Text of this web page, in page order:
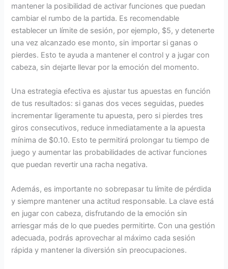
mantener la posibilidad de activar funciones que puedan
cambiar el rumbo de la partida. Es recomendable
establecer un límite de sesión, por ejemplo, $5, y detenerte
una vez alcanzado ese monto, sin importar si ganas o
pierdes. Esto te ayuda a mantener el control y a jugar con
cabeza, sin dejarte llevar por la emoción del momento.
Una estrategia efectiva es ajustar tus apuestas en función
de tus resultados: si ganas dos veces seguidas, puedes
incrementar ligeramente tu apuesta, pero si pierdes tres
giros consecutivos, reduce inmediatamente a la apuesta
mínima de $0.10. Esto te permitirá prolongar tu tiempo de
juego y aumentar las probabilidades de activar funciones
que puedan revertir una racha negativa.
Además, es importante no sobrepasar tu límite de pérdida
y siempre mantener una actitud responsable. La clave está
en jugar con cabeza, disfrutando de la emoción sin
arriesgar más de lo que puedes permitirte. Con una gestión
adecuada, podrás aprovechar al máximo cada sesión
rápida y mantener la diversión sin preocupaciones.